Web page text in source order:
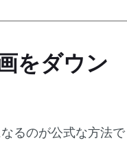
をダウン
るのが公式な方法で